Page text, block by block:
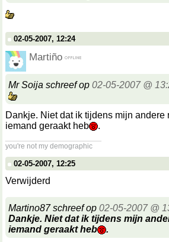
02-05-2007, 12:24
Martiño
Mr Soija schreef op 02-05-2007 @
Dankje. Niet dat ik tijdens mijn andere
iemand geraakt heb
.
you're not my demographic
02-05-2007, 12:25
Verwijderd
Martino87 schreef op 02-05-2007 @
Dankje. Niet dat ik tijdens mijn
iemand geraakt heb
.